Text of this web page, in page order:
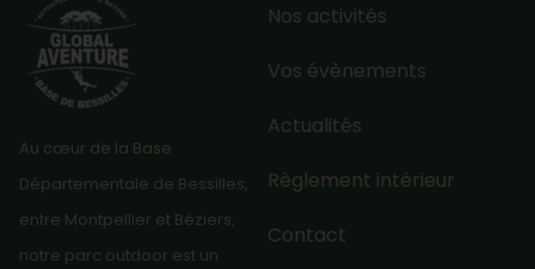
Au cœur de la Base
Départementale de Bessilles,
entre Montpellier et Béziers,
notre parc outdoor est un
Nos activités
Vos évènements
Actualités
Règlement intérieur
Contact